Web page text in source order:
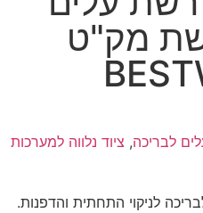
מק"ט
לבריכה, ציוד נלווה למערכות
לניקוי התחתית והדפנות.